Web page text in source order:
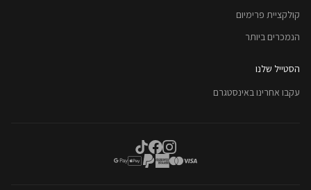
קולקציית פרימיום
הנמכרים ביותר
הסטייל שלנו
עקבו אחרינו באינסטגרם